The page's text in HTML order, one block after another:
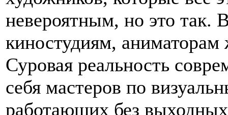
невероятным, но это так.
киностудиям,
Суровая реальность
себя мастеров по
работающих без